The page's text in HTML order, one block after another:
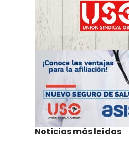
Noticias más leídas